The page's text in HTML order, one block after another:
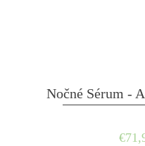
Nočné Sérum -